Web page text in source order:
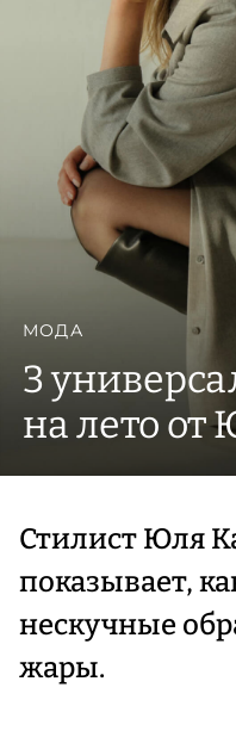
МОДА
3
на лето от
Стилист Юля
показывает,
нескучные
жары.